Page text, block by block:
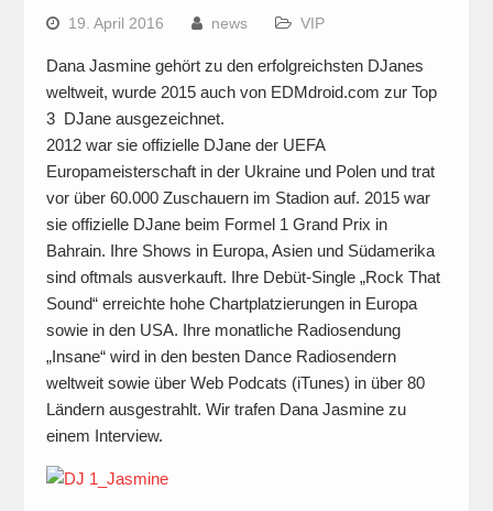
19. April 2016 news VIP
Dana Jasmine gehört zu den erfolgreichsten DJanes
weltweit, wurde 2015 auch von EDMdroid.com zur Top
3 DJane ausgezeichnet.
2012 war sie offizielle DJane der UEFA
Europameisterschaft in der Ukraine und Polen und trat
vor über 60.000 Zuschauern im Stadion auf. 2015 war
sie offizielle DJane beim Formel 1 Grand Prix in
Bahrain. Ihre Shows in Europa, Asien und Südamerika
sind oftmals ausverkauft. Ihre Debüt-Single „Rock That
Sound“ erreichte hohe Chartplatzierungen in Europa
sowie in den USA. Ihre monatliche Radiosendung
„Insane“ wird in den besten Dance Radiosendern
weltweit sowie über Web Podcats (iTunes) in über 80
Ländern ausgestrahlt. Wir trafen Dana Jasmine zu
einem Interview.